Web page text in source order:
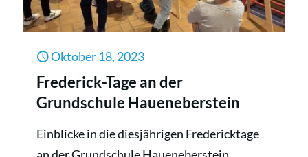
Oktober 18, 2023
Frederick-Tage an der
Grundschule Haueneberstein
Einblicke in die diesjährigen Fredericktage